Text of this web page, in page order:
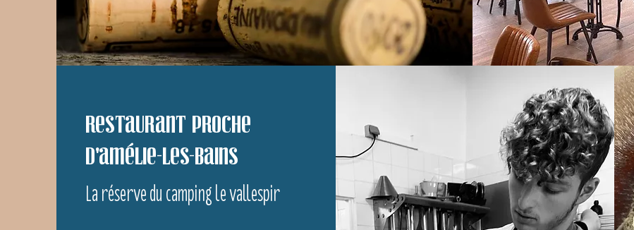
Restaurant proche
d'amélie-les-bains
La réserve du camping le vallespir